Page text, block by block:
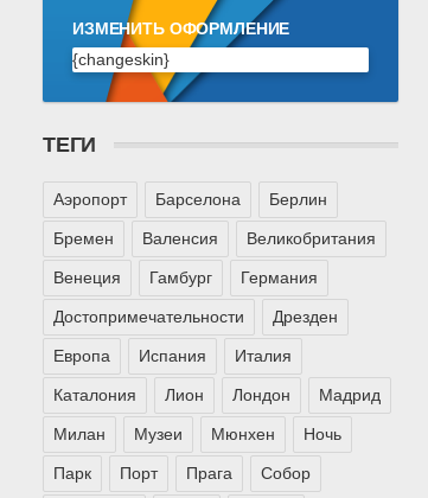
ИЗМЕНИТЬ ОФОРМЛЕНИЕ
{changeskin}
ТЕГИ
Аэропорт Барселона Берлин
Бремен Валенсия Великобритания
Венеция Гамбург Германия
Достопримечательности Дрезден
Европа Испания Италия
Каталония Лион Лондон Мадрид
Милан Музеи Мюнхен Ночь
Парк Порт Прага Собор